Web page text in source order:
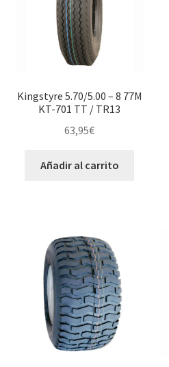
Kingstyre 5.70/5.00 – 8 77M
KT-701 TT / TR13
63,95€
Añadir al carrito